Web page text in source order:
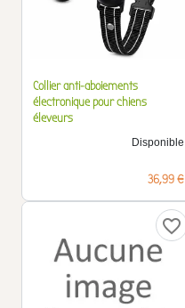
Collier anti-aboiements
électronique pour chiens
éleveurs
Disponible
Prix
36,99 €
favorite_border